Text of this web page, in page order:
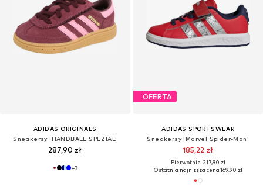
ADIDAS ORIGINALS
Sneakersy 'HANDBALL SPEZIAL'
287,90 zł
+3
OFERTA
ADIDAS SPORTSWEAR
Sneakersy 'Marvel Spider-Man'
185,22 zł
Pierwotnie: 217,90 zł
Ostatnia najniższa cena:169,90 zł